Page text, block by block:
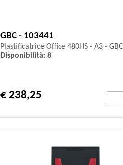
GBC - 103441
Plastificatrice Office 480HS - A3 - GBC
Disponibilità: 8
€ 238,25